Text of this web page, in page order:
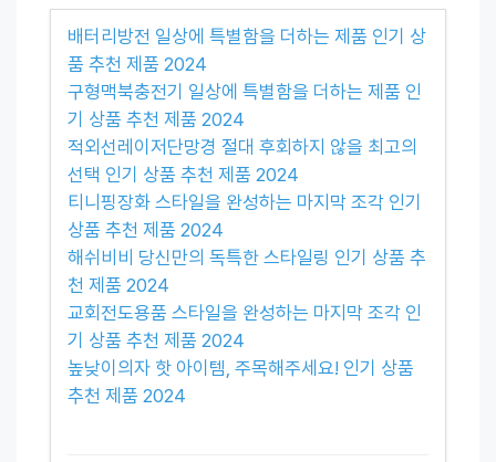
배터리방전 일상에 특별함을 더하는 제품 인기 상
품 추천 제품 2024
구형맥북충전기 일상에 특별함을 더하는 제품 인
기 상품 추천 제품 2024
적외선레이저단망경 절대 후회하지 않을 최고의
선택 인기 상품 추천 제품 2024
티니핑장화 스타일을 완성하는 마지막 조각 인기
상품 추천 제품 2024
해쉬비비 당신만의 독특한 스타일링 인기 상품 추
천 제품 2024
교회전도용품 스타일을 완성하는 마지막 조각 인
기 상품 추천 제품 2024
높낮이의자 핫 아이템, 주목해주세요! 인기 상품
추천 제품 2024